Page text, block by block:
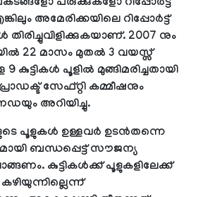
പരുക്കുകളോ റിപ്പോര്‍ട്ട്
അമേരിക്കയിലെ റിപ്പോര്‍ട്ട്
തിരിച്ചുവിളിക്കുകയാണ്. 2007 നും
22 മാസം മുതല്‍ 3 വയസ്സ്
കുട്ടികള്‍ പൂളില്‍ മുങ്ങിമരിച്ചതായി
സേഫ്റ്റി കമ്മീഷനും
അറിയിച്ചു.
പൂളുകള്‍ ഉള്ളവര്‍ ഉടന്‍തന്നെ
ബന്ധപ്പെട്ട് സൗജന്യ
കുട്ടികള്‍ക്ക് പൂളുകളിലേക്ക്